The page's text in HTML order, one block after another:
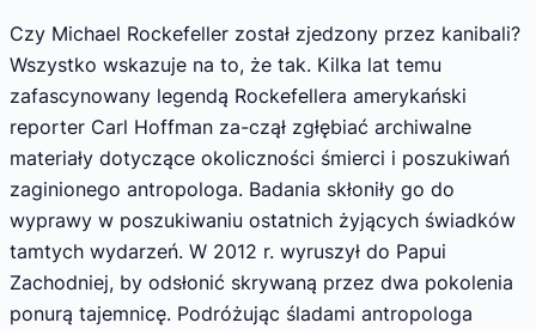
Czy Michael Rockefeller został zjedzony przez kanibali?
Wszystko wskazuje na to, że tak. Kilka lat temu
zafascynowany legendą Rockefellera amerykański
reporter Carl Hoffman za-czął zgłębiać archiwalne
materiały dotyczące okoliczności śmierci i poszukiwań
zaginionego antropologa. Badania skłoniły go do
wyprawy w poszukiwaniu ostatnich żyjących świadków
tamtych wydarzeń. W 2012 r. wyruszył do Papui
Zachodniej, by odsłonić skrywaną przez dwa pokolenia
ponurą tajemnicę. Podróżując śladami antropologa